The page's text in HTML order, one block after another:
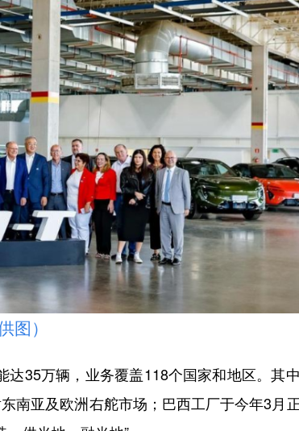
）
35万辆，业务覆盖118个国家和地区。其
南亚及欧洲右舵市场；巴西工厂于今年3月